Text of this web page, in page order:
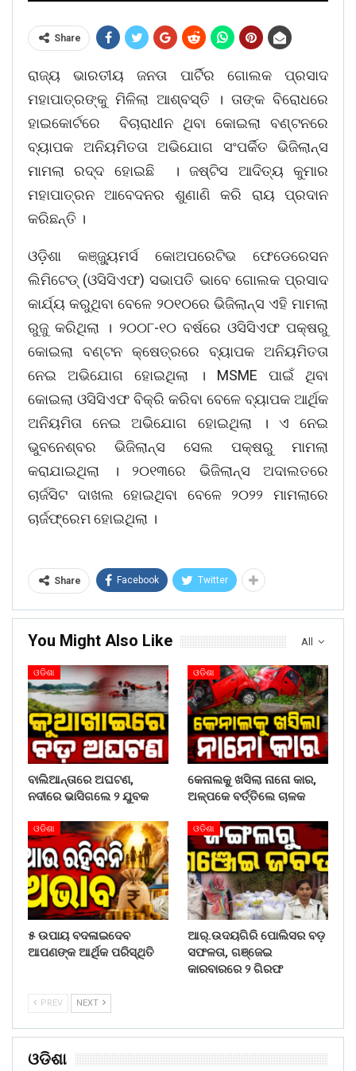
Share
ରାଜ୍ୟ ଭାରତୀୟ ଜନତା ପାର୍ଟିର ଗୋଲକ ପ୍ରସାଦ
ମହାପାତ୍ରଙ୍କୁ ମିଳିଲା ଆଶ୍ବସ୍ତି । ତାଙ୍କ ବିରୋଧରେ
ହାଇକୋର୍ଟରେ ବିଚାରାଧୀନ ଥିବା କୋଇଲା ବଣ୍ଟନରେ
ବ୍ୟାପକ ଅନିୟମିତତା ଅଭିଯୋଗ ସଂପର୍କିତ ଭିଜିଲାନ୍ସ
ମାମଲା ରଦ୍ଦ ହୋଇଛି । ଜଷ୍ଟିସ ଆଦିତ୍ୟ କୁମାର
ମହାପାତ୍ରନ ଆବେଦନର ଶୁଣାଣି କରି ରାୟ ପ୍ରଦାନ
କରିଛନ୍ତି ।
ଓଡ଼ିଶା କଞ୍ଜ୍ୟୁମର୍ସ କୋଅପରେଟିଭ ଫେଡେରେସନ
ଲିମିଟେଡ୍‌ (ଓସିସିଏଫ) ସଭାପତି ଭାବେ ଗୋଲକ ପ୍ରସାଦ
କାର୍ଯ୍ୟ କରୁଥିବା ବେଳେ ୨୦୧୦ରେ ଭିଜିଲାନ୍ସ ଏହି ମାମଲା
ରୁଜୁ କରିଥିଲା । ୨୦୦୮-୧୦ ବର୍ଷରେ ଓସିସିଏଫ ପକ୍ଷରୁ
କୋଇଲା ବଣ୍ଟନ କ୍ଷେତ୍ରରେ ବ୍ୟାପକ ଅନିୟମିତତା
ନେଇ ଅଭିଯୋଗ ହୋଇଥିଲା । MSME ପାଇଁ ଥିବା
କୋଇଲା ଓସିସିଏଫ ବିକ୍ରି କରିବା ବେଳେ ବ୍ୟାପକ ଆର୍ଥିକ
ଅନିୟମିତା ନେଇ ଅଭିଯୋଗ ହୋଇଥିଲା । ଏ ନେଇ
ଭୁବନେଶ୍ବର ଭିଜିଲାନ୍ସ ସେଲ ପକ୍ଷରୁ ମାମଲା
କରାଯାଇଥିଲା । ୨୦୧୩‌ରେ ଭିଜିଲାନ୍ସ ଅଦାଲତରେ
ଚାର୍ଜସିଟ ଦାଖଲ ହୋଇଥିବା ବେଳେ ୨୦୨୨ ମାମଲାରେ
ଚାର୍ଜଫ୍ରେମ ହୋଇଥିଲା ।
Share Facebook Twitter
All
You Might Also Like
ଓଡିଶା
ବାଲିଆନ୍ତାରେ ଅଘଟଣ,
ନଦୀରେ ଭାସିଗଲେ ୨ ଯୁବକ
ଓଡିଶା
କେନାଲକୁ ଖସିଲା ନାନୋ କାର,
ଅଳ୍ପକେ ବର୍ତ୍ତିଲେ ଚାଳକ
ଓଡିଶା
୫ ଉପାୟ ବଦଳାଇଦେବ
ଆପଣଙ୍କ ଆର୍ଥିକ ପରିସ୍ଥିତି
ଓଡିଶା
ଆର୍.ଉଦୟଗିରି ପୋଲିସର ବଡ଼
ସଫଳତା, ଗଞ୍ଜେଇ
କାରବାରରେ ୨ ଗିରଫ
PREV NEXT
ଓଡିଶା